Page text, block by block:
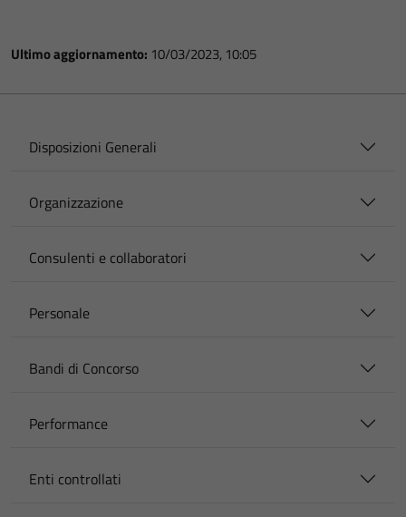
Ultimo aggiornamento: 10/03/2023, 10:05
Disposizioni Generali
Organizzazione
Consulenti e collaboratori
Personale
Bandi di Concorso
Performance
Enti controllati